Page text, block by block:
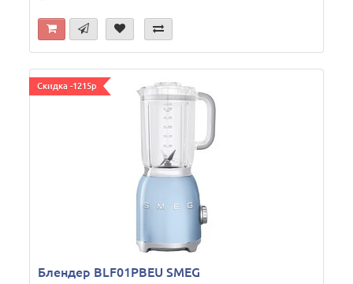
Скидка -1215р
Блендер BLF01PBEU SMEG